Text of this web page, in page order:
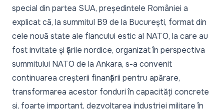
special din partea SUA, președintele României a
explicat că, la summitul B9 de la București, format din
cele nouă state ale flancului estic al NATO, la care au
fost invitate și țările nordice, organizat în perspectiva
summitului NATO de la Ankara, s-a convenit
continuarea creșterii finanțării pentru apărare,
transformarea acestor fonduri în capacități concrete
și, foarte important, dezvoltarea industriei militare în